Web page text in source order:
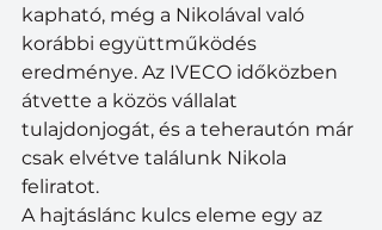
kapható, még a Nikolával való
korábbi együttműködés
eredménye. Az IVECO időközben
átvette a közös vállalat
tulajdonjogát, és a teherautón már
csak elvétve találunk Nikola
feliratot.
A hajtáslánc kulcs eleme egy az